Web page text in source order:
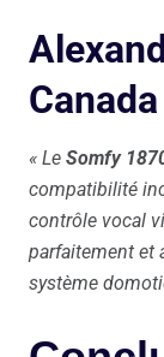
Canada
« Le Somfy
compatibilité
contrôle vocal
parfaitement et
système